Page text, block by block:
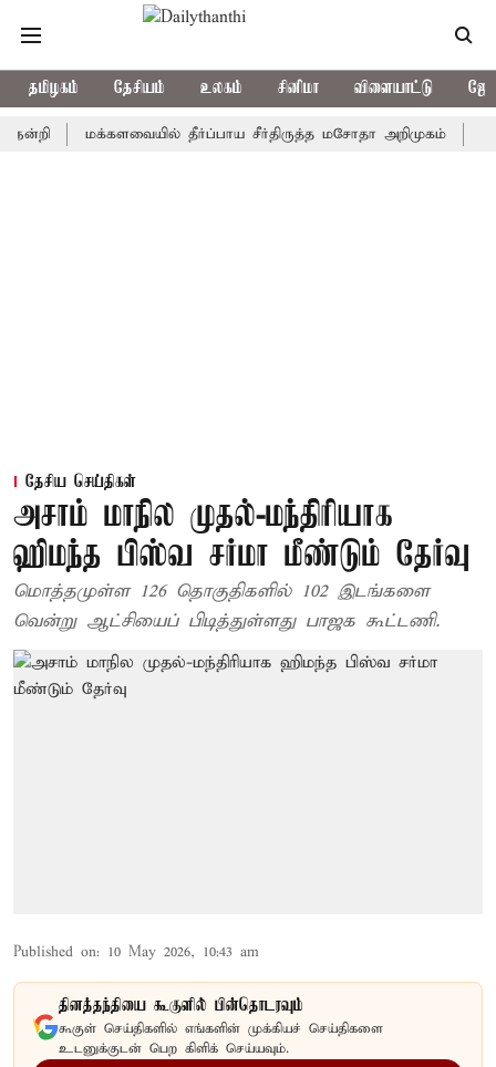
தமிழகம் தேசியம் உலகம் சினிமா விளையாட்டு
மக்களவையில் தீர்ப்பாய சீர்திருத்த மசோதா அறிமுகம் காவிரி
தேசிய செய்திகள்
அசாம் மாநில முதல்-மந்திரியாக
ஹிமந்த பிஸ்வ சர்மா மீண்டும் தேர்வு
மொத்தமுள்ள 126 தொகுதிகளில் 102 இடங்களை
வென்று ஆட்சியைப் பிடித்துள்ளது பாஜக கூட்டணி.
Published on: 10 May 2026, 10:43 am
தினத்தந்தியை கூகுளில் பின்தொடரவும்
கூகுள் செய்திகளில் எங்களின் முக்கியச் செய்திகளை
உடனுக்குடன் பெற கிளிக் செய்யவும்.